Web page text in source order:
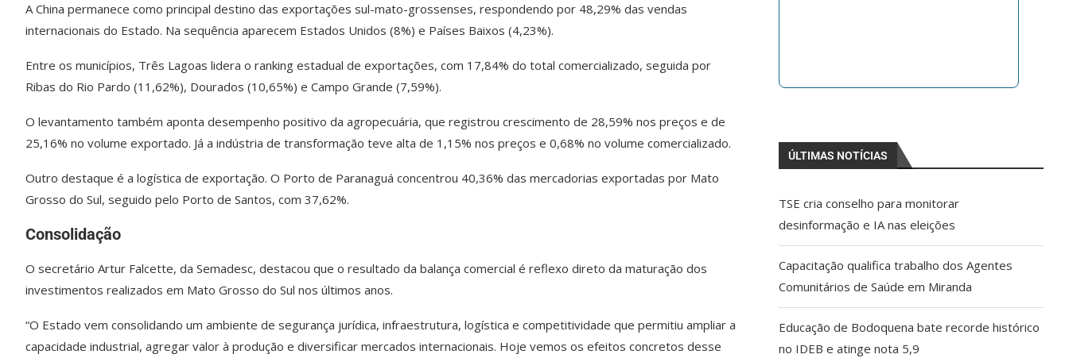
A China permanece como principal destino das exportações sul-mato-grossenses, respondendo por 48,29% das vendas
internacionais do Estado. Na sequência aparecem Estados Unidos (8%) e Países Baixos (4,23%).
Entre os municípios, Três Lagoas lidera o ranking estadual de exportações, com 17,84% do total comercializado, seguida por
Ribas do Rio Pardo (11,62%), Dourados (10,65%) e Campo Grande (7,59%).
O levantamento também aponta desempenho positivo da agropecuária, que registrou crescimento de 28,59% nos preços e de
25,16% no volume exportado. Já a indústria de transformação teve alta de 1,15% nos preços e 0,68% no volume comercializado.
Outro destaque é a logística de exportação. O Porto de Paranaguá concentrou 40,36% das mercadorias exportadas por Mato
Grosso do Sul, seguido pelo Porto de Santos, com 37,62%.
Consolidação
O secretário Artur Falcette, da Semadesc, destacou que o resultado da balança comercial é reflexo direto da maturação dos
investimentos realizados em Mato Grosso do Sul nos últimos anos.
“O Estado vem consolidando um ambiente de segurança jurídica, infraestrutura, logística e competitividade que permitiu ampliar a
capacidade industrial, agregar valor à produção e diversificar mercados internacionais. Hoje vemos os efeitos concretos desse
ÚLTIMAS NOTÍCIAS
TSE cria conselho para monitorar
desinformação e IA nas eleições
Capacitação qualifica trabalho dos Agentes
Comunitários de Saúde em Miranda
Educação de Bodoquena bate recorde histórico
no IDEB e atinge nota 5,9